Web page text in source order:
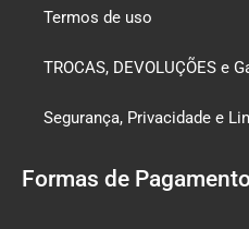
Termos de uso
TROCAS, DEVOLUÇÕES e
Segurança, Privacidade e
Formas de Pagamento